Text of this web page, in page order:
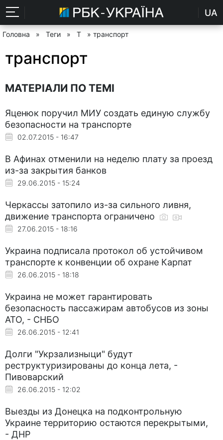
UA
Головна » Теги » Т » транспорт
транспорт
МАТЕРІАЛИ ПО ТЕМІ
Яценюк поручил МИУ создать единую службу
безопасности на транспорте
02.07.2015 - 16:47
В Афинах отменили на неделю плату за проезд
из-за закрытия банков
29.06.2015 - 15:24
Черкассы затопило из-за сильного ливня,
движение транспорта ограничено
27.06.2015 - 18:16
Украина подписала протокол об устойчивом
транспорте к конвенции об охране Карпат
26.06.2015 - 18:18
Украина не может гарантировать
безопасность пассажирам автобусов из зоны
АТО, - СНБО
26.06.2015 - 12:41
Долги "Укрзализныци" будут
реструктуризированы до конца лета, -
Пивоварский
26.06.2015 - 12:02
Выезды из Донецка на подконтрольную
Украине территорию остаются перекрытыми,
- ДНР